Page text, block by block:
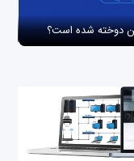
دوخته شده است؟